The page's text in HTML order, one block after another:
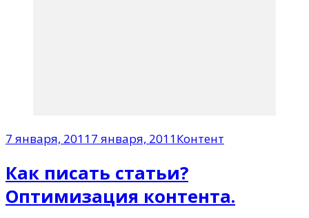
7 января, 20117 января, 2011Контент
Как писать статьи?
Оптимизация контента.